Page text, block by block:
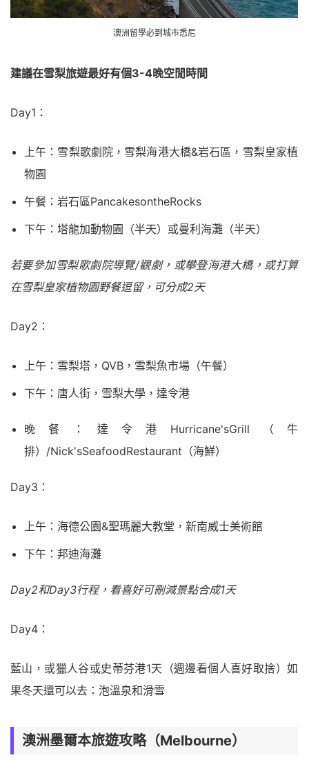
澳洲留學必到城市悉尼
建議在雪梨旅遊最好有個3-4晚空閒時間
Day1：
上午：雪梨歌劇院，雪梨海港大橋&岩石區，雪梨皇家植
物園
午餐：岩石區PancakesontheRocks
下午：塔龍加動物園（半天）或曼利海灘（半天）
若要參加雪梨歌劇院導覽/觀劇，或攀登海港大橋，或打算
在雪梨皇家植物園野餐逗留，可分成2天
Day2：
上午：雪梨塔，QVB，雪梨魚市場（午餐）
下午：唐人街，雪梨大學，達令港
晚餐：達令港Hurricane'sGrill（牛
排）/Nick'sSeafoodRestaurant（海鮮）
Day3：
上午：海德公園&聖瑪麗大教堂，新南威士美術館
下午：邦迪海灘
Day2和Day3行程，看喜好可刪減景點合成1天
Day4：
藍山，或獵人谷或史蒂芬港1天（週邊看個人喜好取捨）如
果冬天還可以去：泡溫泉和滑雪
澳洲墨爾本旅遊攻略（Melbourne）